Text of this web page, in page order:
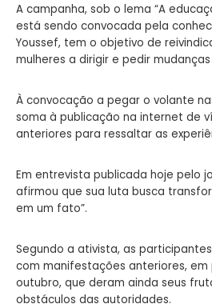
A campanha, sob o lema “A
está sendo convocada pela
Youssef, tem o objetivo de
mulheres a dirigir e pedir
À convocação a pegar o volante
soma à publicação na internet de
anteriores para ressaltar as
Em entrevista publicada hoje pelo
afirmou que sua luta busca
em um fato”.
Segundo a ativista, as
com manifestações anteriores, em
outubro, que deram ainda seus
obstáculos das autoridades.